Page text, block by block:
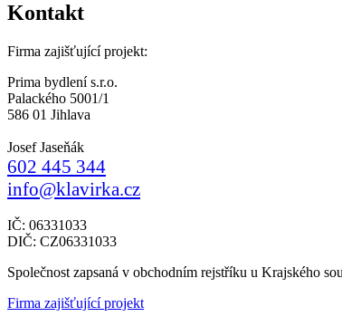
Kontakt
Firma zajišťující projekt:
Prima bydlení s.r.o.
Palackého 5001/1
586 01 Jihlava
Josef Jaseňák
602 445 344
info@klavirka.cz
IČ: 06331033
DIČ: CZ06331033
Společnost zapsaná v obchodním rejstříku u Krajského
Firma zajišťující projekt